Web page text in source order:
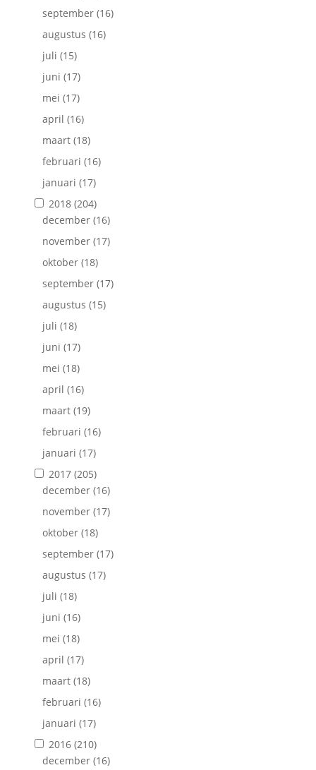
september(16)
augustus (16)
juli (15)
juni (17)
mei (17)
april (16)
maart(18)
februari (16)
januari (17)
2018(204)
december(16)
november(17)
oktober(18)
september(17)
augustus (15)
juli (18)
juni (17)
mei (18)
april (16)
maart(19)
februari (16)
januari (17)
2017(205)
december(16)
november(17)
oktober(18)
september(17)
augustus (17)
juli (18)
juni (16)
mei (18)
april (17)
maart(18)
februari (16)
januari (17)
2016(210)
december(16)